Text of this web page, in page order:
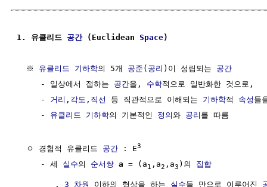
1. 유클리드 공간 (Euclidean Space)
  ※
유클리드 기하학의 5개 공준 ( 공리 )이 성립되는 공간
     - 일상에서 접하는
공간을, 수학적으로 일반화한 것으로,
     -
거리 , 각도 , 직선 등 직관적으로 이해되는 기하학적 속성 들
     -
유클리드 기하학의 기본적인 정의와 공리 를 따름
  ㅇ 경험적 유클리드
공간 : E3
     - 세
실수의 순서쌍 a = (a1 ,a2 ,a3 )의 집합
        .
3 차원 이하의 형상을 하는 실수들 만으로 이루어진